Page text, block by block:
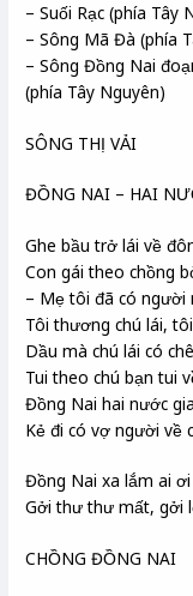
– Suối Rạc (phía Tây
– Sông Mã Đà (phía
– Sông Đồng Nai
(phía Tây Nguyên)
SÔNG THỊ VẢI
ĐỒNG NAI – HAI
Ghe bầu trở lái về
Con gái theo chồng
– Mẹ tôi đã có người
Tôi thương chú lái,
Dầu mà chú lái có chê
Tui theo chú bạn tui
Đồng Nai hai nước
Kẻ đi có vợ người về
Đồng Nai xa lắm ai ơi
Gởi thư thư mất, gởi
CHỒNG ĐỒNG NAI